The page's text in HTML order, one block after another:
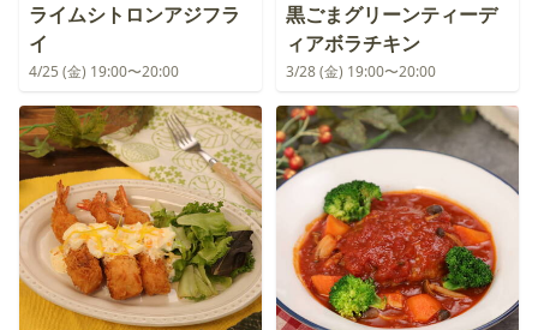
ライムシトロンアジフラ
イ
4/25 (金) 19:00〜20:00
黒ごまグリーンティーデ
ィアボラチキン
3/28 (金) 19:00〜20:00